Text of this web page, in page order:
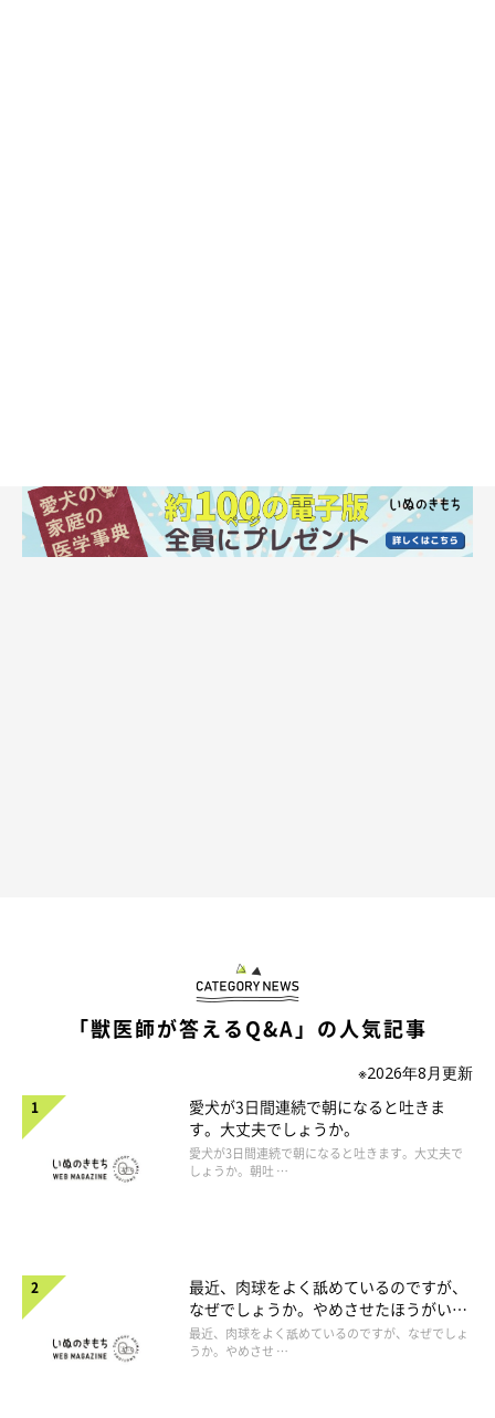
「獣医師が答えるQ&A」の人気記事
※2026年8月更新
愛犬が3日間連続で朝になると吐きま
す。大丈夫でしょうか。
愛犬が3日間連続で朝になると吐きます。大丈夫で
しょうか。朝吐 …
最近、肉球をよく舐めているのですが、
なぜでしょうか。やめさせたほうがいい
のでしょうか。
最近、肉球をよく舐めているのですが、なぜでしょ
うか。やめさせ …